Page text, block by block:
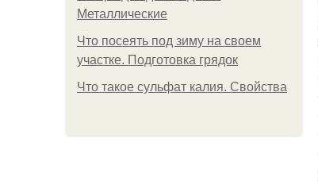
Металлические
Что посеять под зиму на своем
участке. Подготовка грядок
Что такое сульфат калия. Свойства